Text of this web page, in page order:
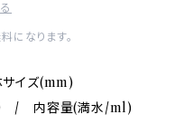
なります。
サイズ(mm)
/ 内容量(満水/ml)